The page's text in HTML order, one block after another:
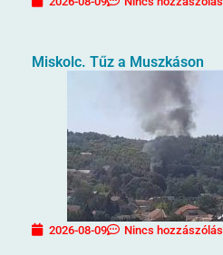
Miskolc. Tűz a Muszkáson
2026-08-09 Nincs hozzászólás